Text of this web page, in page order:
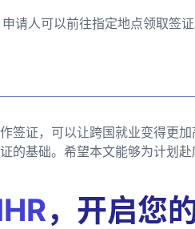
请人可以前往指定地点领取签证
签证，可以让跨国就业变得更
的基础。希望本文能够为计划
，开启您